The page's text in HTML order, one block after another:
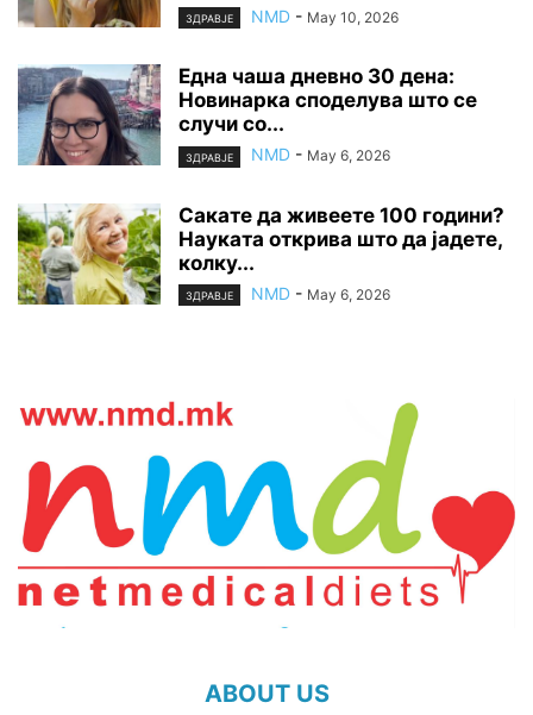
ЗДРАВЈЕ NMD - May 10, 2026
Една чаша дневно 30 дена:
Новинарка споделува што се
случи со...
ЗДРАВЈЕ NMD - May 6, 2026
Сакате да живеете 100 години?
Науката открива што да јадете,
колку...
ЗДРАВЈЕ NMD - May 6, 2026
ABOUT US